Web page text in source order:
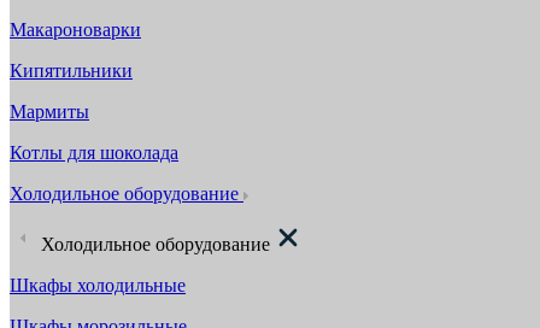
Макароноварки
Кипятильники
Мармиты
Котлы для шоколада
Холодильное оборудование
Холодильное оборудование
Шкафы холодильные